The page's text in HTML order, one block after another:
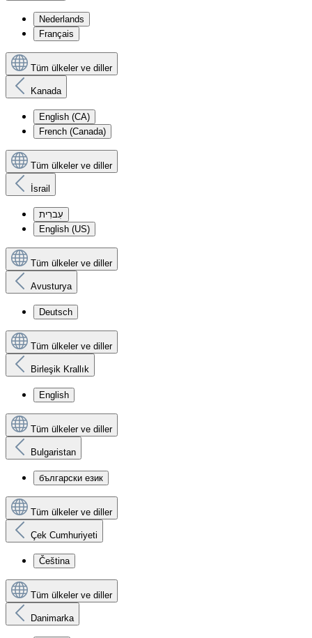
Nederlands
Français
Tüm ülkeler ve diller
Kanada
English (CA)
French (Canada)
Tüm ülkeler ve diller
İsrail
עִברִית
English (US)
Tüm ülkeler ve diller
Avusturya
Deutsch
Tüm ülkeler ve diller
Birleşik Krallık
English
Tüm ülkeler ve diller
Bulgaristan
български език
Tüm ülkeler ve diller
Çek Cumhuriyeti
Čeština
Tüm ülkeler ve diller
Danimarka